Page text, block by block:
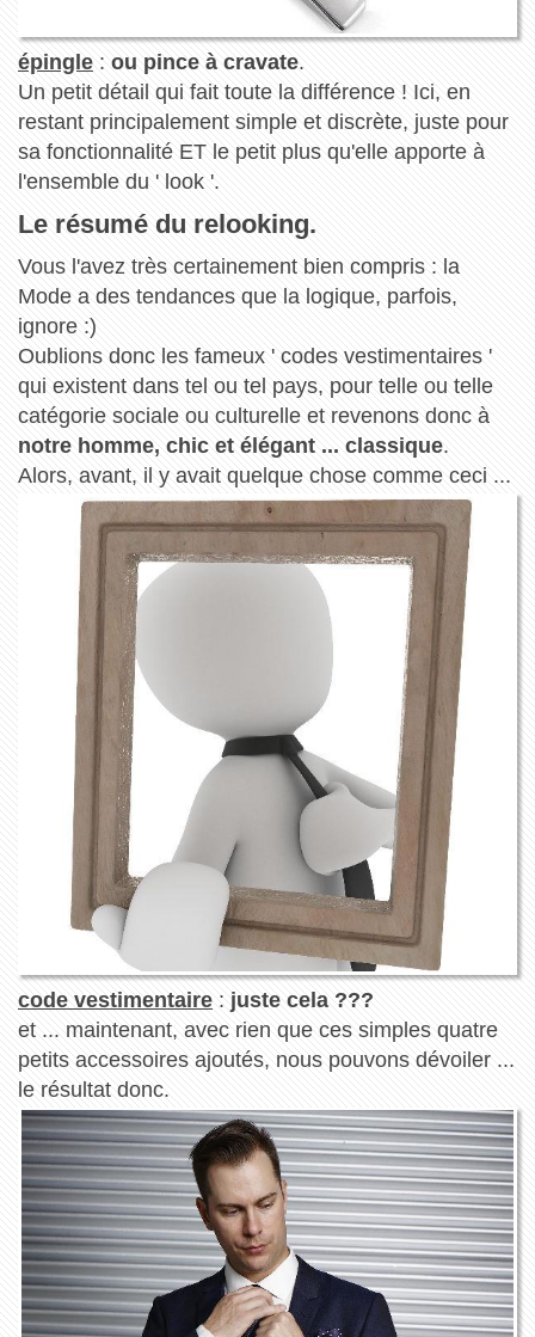
épingle: ou pince à cravate.
Un petit détail qui fait toute la différence ! Ici, en
restant principalement simple et discrète, juste pour
sa fonctionnalité ET le petit plus qu'elle apporte à
l'ensemble du ' look '.
Le résumé du relooking.
Vous l'avez très certainement bien compris : la
Mode a des tendances que la logique, parfois,
ignore :)
Oublions donc les fameux ' codes vestimentaires '
qui existent dans tel ou tel pays, pour telle ou telle
catégorie sociale ou culturelle et revenons donc à
notre homme, chic et élégant ... classique.
Alors, avant, il y avait quelque chose comme ceci ...
code vestimentaire: juste cela ???
et ... maintenant, avec rien que ces simples quatre
petits accessoires ajoutés, nous pouvons dévoiler ...
le résultat donc.